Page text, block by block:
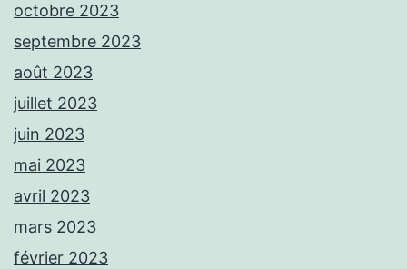
octobre 2023
septembre 2023
août 2023
juillet 2023
juin 2023
mai 2023
avril 2023
mars 2023
février 2023